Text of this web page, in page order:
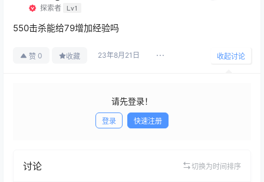
探索者 Lv1
550击杀能给79增加经验吗
赞 0 收藏 23年8月21日 收起讨论
请先登录！
登录 快速注册
讨论 切换为时间排序